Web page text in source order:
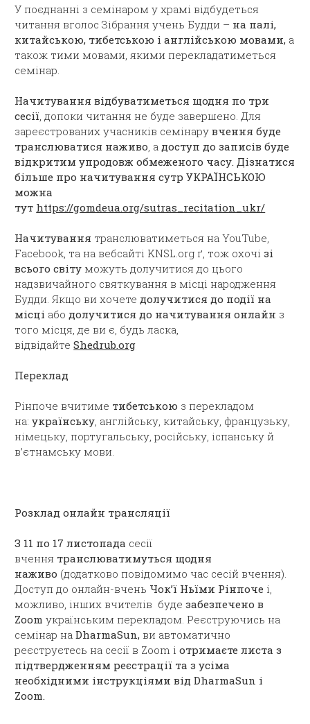
У поєднанні з семінаром у храмі відбудеться
читання вголос Зібрання учень Будди – на палі,
китайською, тибетською і англійською мовами, а
також тими мовами, якими перекладатиметься
семінар.
Начитування відбуватиметься щодня по три
сесії, допоки читання не буде завершено. Для
зареєстрованих учасників семінарувчення буде
транслюватися наживо, адоступ до записів буде
відкритим упродовж обмеженого часу. Дізнатися
більше про начитування сутр УКРАЇНСЬКОЮ
можна
тут https://gomdeua.org/sutras_recitation_ukr/
Начитування транслюватиметься на YouTube,
Facebook, та на вебсайті KNSL.org ґ, тож охочізі
всього світу можуть долучитися до цього
надзвичайного святкування в місці народження
Будди. Якщо ви хочетедолучитися до події на
місці абодолучитися до начитування онлайн з
того місця, де ви є, будь ласка,
відвідайтеShedrub.org
Переклад
Рінпоче вчитиме тибетською з перекладом
на:українську, англійську, китайську, французьку,
німецьку, португальську, російську, іспанську й
в’єтнамську мови.
Розклад онлайн трансляції
З 11 по 17 листопада сесії
вчення транслюватимуться щодня
наживо (додатково повідомимо час сесій вчення).
Доступ до онлайн-вчень Чок’ї Ньїми Рінпоче і,
можливо, інших вчителів будезабезпечено в
Zoomукраїнським перекладом. Реєструючись на
семінар наDharmaSun, ви автоматично
реєструєтесь на сесії в Zoom іотримаєте листа з
підтвердженням реєстрації та з усіма
необхідними інструкціями від DharmaSun і
Zoom.